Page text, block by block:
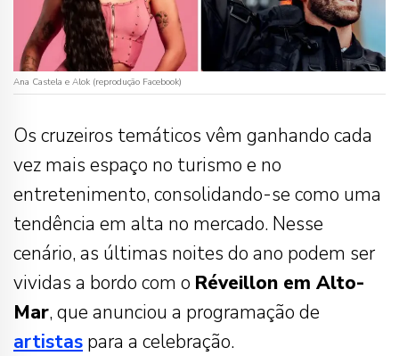
Ana Castela e Alok (reprodução Facebook)
Os cruzeiros temáticos vêm ganhando cada
vez mais espaço no turismo e no
entretenimento, consolidando-se como uma
tendência em alta no mercado. Nesse
cenário, as últimas noites do ano podem ser
vividas a bordo com o Réveillon em Alto-
Mar, que anunciou a programação de
artistas para a celebração.